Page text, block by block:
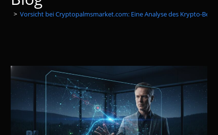
> Vorsicht bei Cryptopalmsmarket.com: Eine Analyse des Krypto-